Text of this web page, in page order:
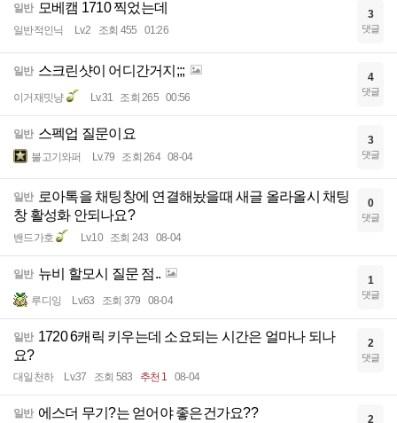
일반 모베캠 1710 찍었는데
일반적인닉 Lv.2 조회 455 01:26
3
댓글
일반 스크린샷이 어디간거지;;;
이거재밋냥 Lv.31 조회 265 00:56
4
댓글
일반 스펙업 질문이요
불고기와퍼 Lv.79 조회 264 08-04
3
댓글
일반 로아톡을 채팅창에 연결해놨을때 새글 올라올시 채팅
창 활성화 안되나요?
밴드가호 Lv.10 조회 243 08-04
0
댓글
일반 뉴비 할모시 질문 점..
루디잉 Lv.63 조회 379 08-04
1
댓글
일반 1720 6캐릭 키우는데 소요되는 시간은 얼마나 되나
요?
대일천하 Lv.37 조회 583 추천 1 08-04
2
댓글
일반 에스더 무기?는 얻어야 좋은건가요?? 2